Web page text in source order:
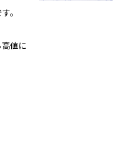
。
値に